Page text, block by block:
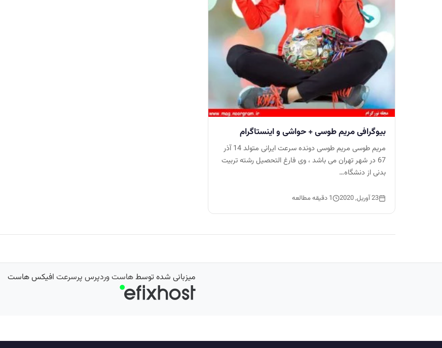
بیوگرافی مریم طوسی + حواشی و اینستاگرام
مریم طوسی مریم طوسی دونده سرعت ایرانی متولد 14 آذر
67 در شهر تهران می باشد ، وی فارغ التحصیل رشته تربیت
بدنی از دنشگاه…
23 آوریل, 2020 1 دقیقه مطالعه
میزبانی شده توسطهاست وردپرس پرسرعت افیکس هاست